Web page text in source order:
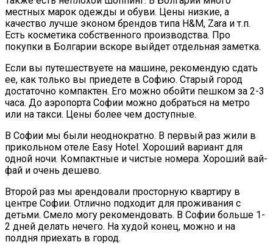
местных марок одежды и обуви. Цены низкие, а
качество лучше эконом брендов типа H&M, Zara и т.п.
Есть косметика собственного производства. Про
покупки в Болгарии вскоре выйдет отдельная заметка.
Если вы путешествуете на машине, рекомендую сдать
ее, как только вы приедете в Софию. Старый город
достаточно компактен. Его можно обойти пешком за 2-3
часа. До аэропорта Софии можно добраться на метро
или на такси. Цены более чем доступные.
В Софии мы были неоднократно. В первый раз жили в
прикольном отеле Easy Hotel. Хороший вариант для
одной ночи. Компактные и чистые номера. Хороший вай-
фай и очень дешево.
Второй раз мы арендовали просторную квартиру в
центре Софии. Отлично подходит для проживания с
детьми. Смело могу рекомендовать. В Софии больше 1-
2 дней делать нечего. На худой конец, можно и на
полдня приехать в город.